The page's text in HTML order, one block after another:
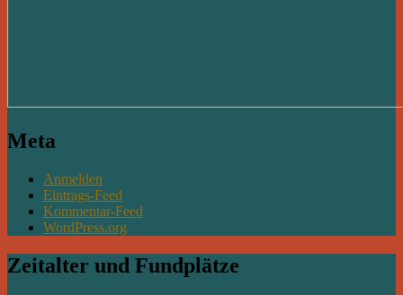
Meta
Anmelden
Eintrags-Feed
Kommentar-Feed
WordPress.org
Zeitalter und Fundplätze